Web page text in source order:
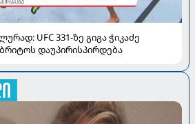
UFC 331-ზე გიგა ჭიკაძე
დაუპირისპირდება